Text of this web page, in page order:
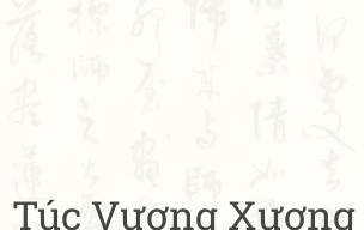
Túc Vương